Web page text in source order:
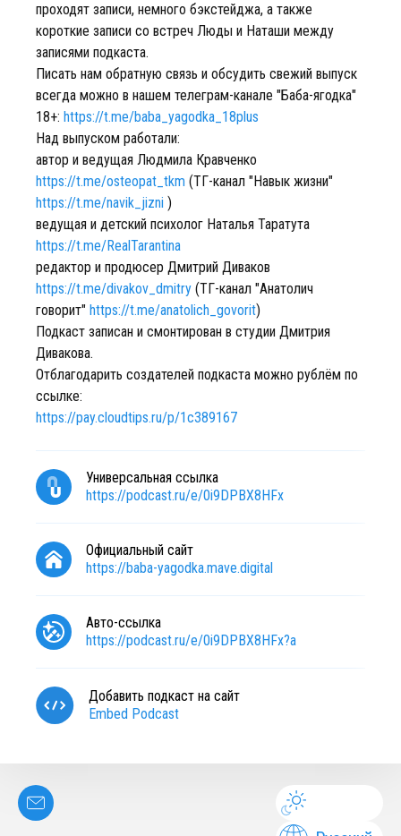
проходят записи, немного бэкстейджа, а также
короткие записи со встреч Люды и Наташи между
записями подкаста.
Писать нам обратную связь и обсудить свежий выпуск
всегда можно в нашем телеграм-канале "Баба-ягодка"
18+: https://t.me/baba_yagodka_18plus
Над выпуском работали:
автор и ведущая Людмила Кравченко
https://t.me/osteopat_tkm (ТГ-канал "Навык жизни"
https://t.me/navik_jizni )
ведущая и детский психолог Наталья Таратута
https://t.me/RealTarantina
редактор и продюсер Дмитрий Диваков
https://t.me/divakov_dmitry (ТГ-канал "Анатолич
говорит" https://t.me/anatolich_govorit)
Подкаст записан и смонтирован в студии Дмитрия
Дивакова.
Отблагодарить создателей подкаста можно рублём по
ссылке:
https://pay.cloudtips.ru/p/1c389167
Универсальная ссылка
https://podcast.ru/e/0i9DPBX8HFx
Официальный сайт
https://baba-yagodka.mave.digital
Авто-ссылка
https://podcast.ru/e/0i9DPBX8HFx?a
Добавить подкаст на сайт
Embed Podcast